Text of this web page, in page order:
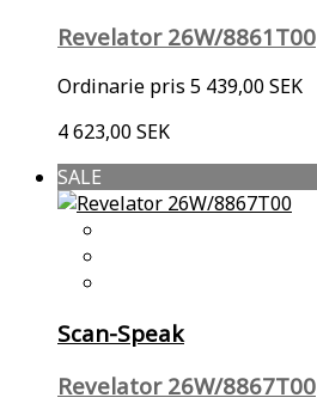
Revelator 26W/8861T00
Ordinarie pris 5 439,00 SEK
4 623,00 SEK
SALE
Scan-Speak
Revelator 26W/8867T00